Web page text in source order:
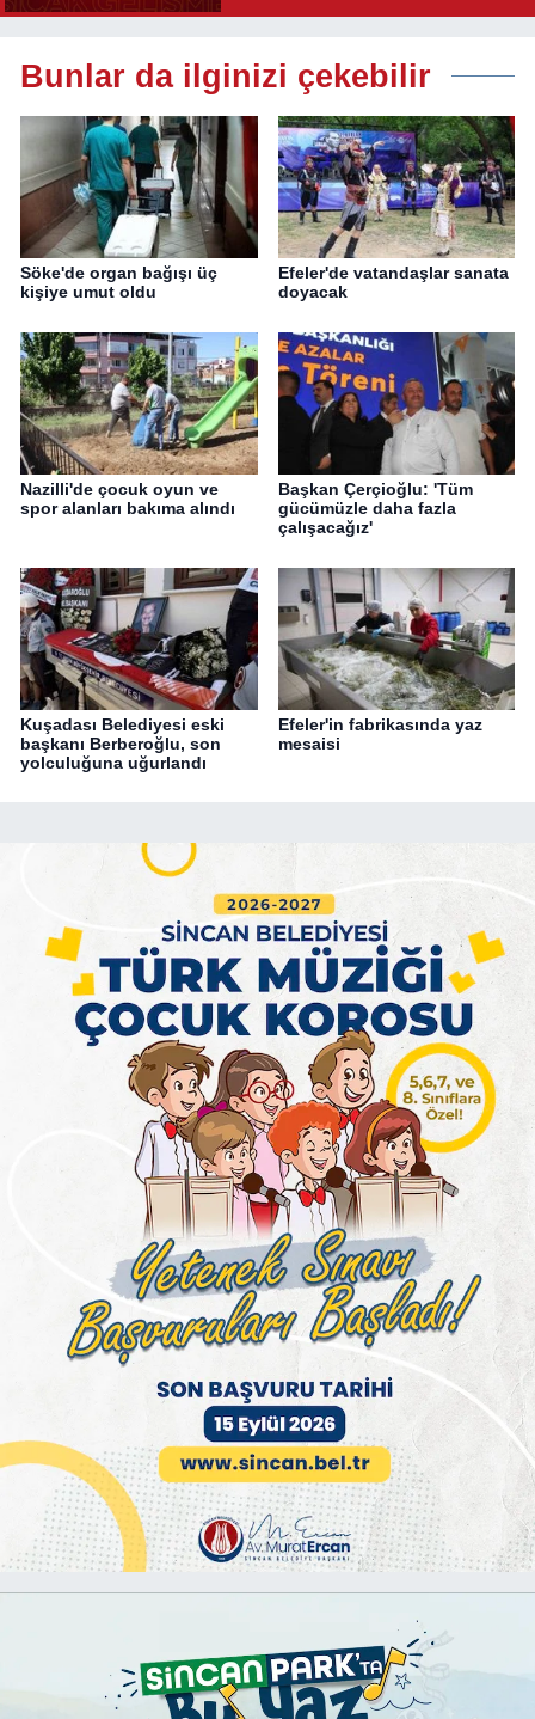
Bunlar da ilginizi çekebilir
Söke'de organ bağışı üç
kişiye umut oldu
Efeler'de vatandaşlar sanata
doyacak
Nazilli'de çocuk oyun ve
spor alanları bakıma alındı
Başkan Çerçioğlu: 'Tüm
gücümüzle daha fazla
çalışacağız'
Kuşadası Belediyesi eski
başkanı Berberoğlu, son
yolculuğuna uğurlandı
Efeler'in fabrikasında yaz
mesaisi